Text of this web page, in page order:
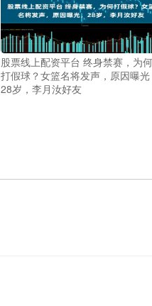
股票线上配资平台 终身禁赛，为何
打假球？女篮名将发声，原因曝光
28岁，李月汝好友